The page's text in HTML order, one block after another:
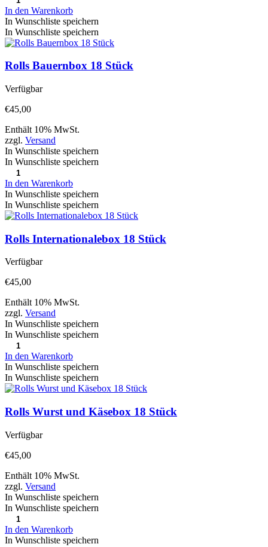
In den Warenkorb
In Wunschliste speichern
In Wunschliste speichern
Rolls Bauernbox 18 Stück
Verfügbar
€45,00
Enthält 10% MwSt.
zzgl. Versand
In Wunschliste speichern
In Wunschliste speichern
In den Warenkorb
In Wunschliste speichern
In Wunschliste speichern
Rolls Internationalebox 18 Stück
Verfügbar
€45,00
Enthält 10% MwSt.
zzgl. Versand
In Wunschliste speichern
In Wunschliste speichern
In den Warenkorb
In Wunschliste speichern
In Wunschliste speichern
Rolls Wurst und Käsebox 18 Stück
Verfügbar
€45,00
Enthält 10% MwSt.
zzgl. Versand
In Wunschliste speichern
In Wunschliste speichern
In den Warenkorb
In Wunschliste speichern